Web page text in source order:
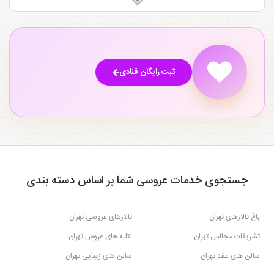
قنادی های شمال غرب تهران ۵ قنادی های شمال شرق تهران ۵
ثبت رایگان قنادی
جستجوی خدمات عروسی شما بر اساس دسته بندی
باغ تالارهای تهران
تالارهای عروسی تهران
تشریفات مجالس تهران
آتلیه های عروس تهران
سالن های عقد تهران
سالن های زیبایی تهران